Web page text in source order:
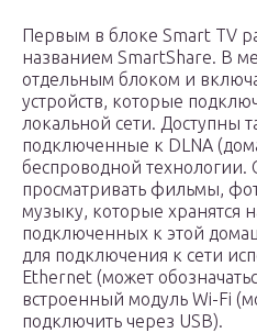
Первым в блоке Smart TV
названием SmartShare. В
отдельным блоком и
устройств, которые
локальной сети. Доступны
подключенные к DLNA
беспроводной технологии.
просматривать фильмы,
музыку, которые хранятся
подключенных к этой
для подключения к сети
Ethernet (может
встроенный модуль Wi-Fi
подключить через USB).